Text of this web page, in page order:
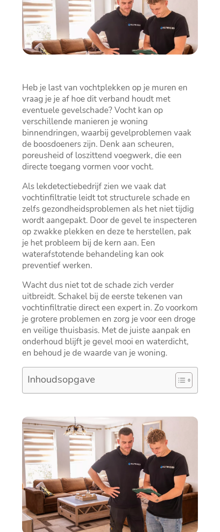
Heb je last van vochtplekken op je muren en
vraag je je af hoe dit verband houdt met
eventuele gevelschade? Vocht kan op
verschillende manieren je woning
binnendringen, waarbij gevelproblemen vaak
de boosdoeners zijn.​ Denk aan scheuren,
poreusheid of loszittend voegwerk, die een
directe toegang vormen voor vocht.​
Als lekdetectiebedrijf zien we vaak dat
vochtinfiltratie leidt tot structurele schade en
zelfs gezondheidsproblemen als het niet tijdig
wordt aangepakt.​ Door de gevel te inspecteren
op zwakke plekken en deze te herstellen, pak
je het probleem bij de kern aan.​ Een
waterafstotende behandeling kan ook
preventief werken.​
Wacht dus niet tot de schade zich verder
uitbreidt.​ Schakel bij de eerste tekenen van
vochtinfiltratie direct een expert in.​ Zo voorkom
je grotere problemen en zorg je voor een droge
en veilige thuisbasis.​ Met de juiste aanpak en
onderhoud blijft je gevel mooi en waterdicht,
en behoud je de waarde van je woning.​
Inhoudsopgave